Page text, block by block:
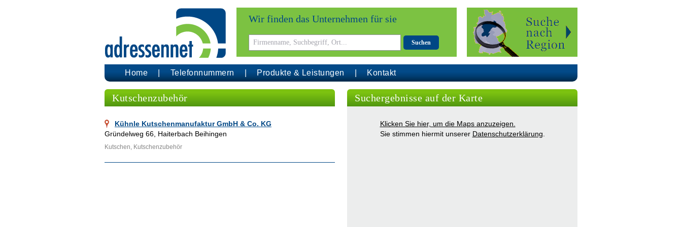
Wir finden das Unternehmen für sie
Suchen
Home Telefonnummern Produkte & Leistungen Kontakt
Kutschenzubehör
Kühnle Kutschenmanufaktur GmbH & Co. KG
Gründelweg 66, Haiterbach Beihingen
Kutschen, Kutschenzubehör
Suchergebnisse auf der Karte
Klicken Sie hier, um die Maps anzuzeigen.
Sie stimmen hiermit unserer Datenschutzerklärung